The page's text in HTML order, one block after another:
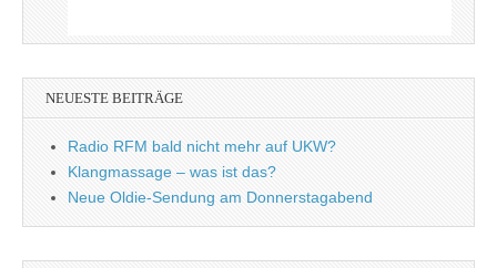
NEUESTE BEITRÄGE
Radio RFM bald nicht mehr auf UKW?
Klangmassage – was ist das?
Neue Oldie-Sendung am Donnerstagabend